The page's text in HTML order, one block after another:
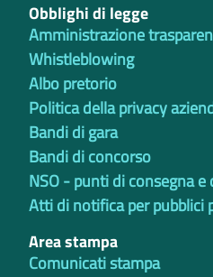
Obblighi di legge
Amministrazione
Whistleblowing
Albo pretorio
Politica della privacy
Bandi di gara
Bandi di concorso
NSO - punti di consegna
Atti di notifica per pubblici
Area stampa
Comunicati stampa